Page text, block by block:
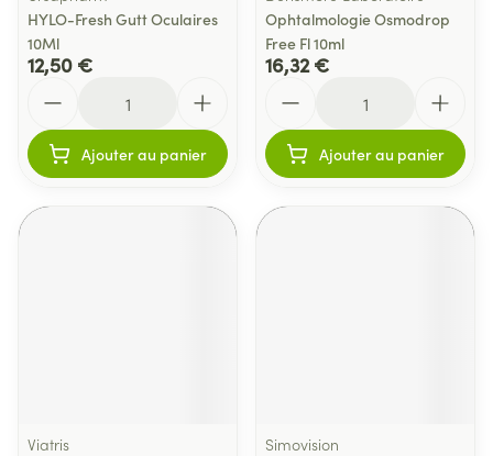
HYLO-Fresh Gutt Oculaires
10Ml
12,50 €
Ajouter au panier
Ophtalmologie Osmodrop
Free Fl 10ml
16,32 €
Ajouter au panier
Viatris
Simovision